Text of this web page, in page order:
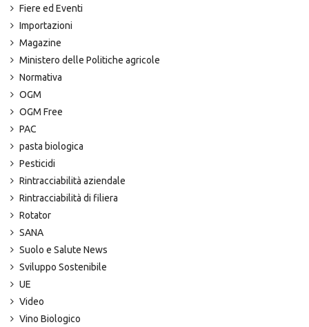
Fiere ed Eventi
Importazioni
Magazine
Ministero delle Politiche agricole
Normativa
OGM
OGM Free
PAC
pasta biologica
Pesticidi
Rintracciabilità aziendale
Rintracciabilità di filiera
Rotator
SANA
Suolo e Salute News
Sviluppo Sostenibile
UE
Video
Vino Biologico